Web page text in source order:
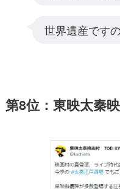
世界遺産です
第8位：東映太秦